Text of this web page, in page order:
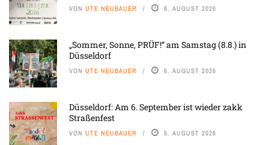
VON UTE NEUBAUER 6. AUGUST 2026
„Sommer, Sonne, PRÜF!“ am Samstag (8.8.) in
Düsseldorf
VON UTE NEUBAUER 6. AUGUST 2026
Düsseldorf: Am 6. September ist wieder zakk
Straßenfest
VON UTE NEUBAUER 5. AUGUST 2026